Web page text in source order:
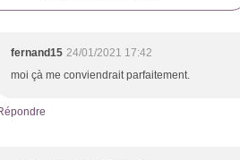
fernand15 24/01/2021 17:42
moi çà me conviendrait parfaitement.